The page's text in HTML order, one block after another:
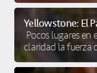
Yellowstone: El
Pocos lugares
claridad la fuerza